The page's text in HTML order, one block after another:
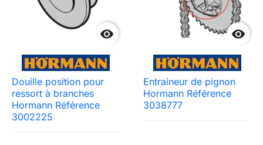

Douille position pour
ressort à branches
Hormann Référence
3002225

Entraineur de pignon
Hormann Référence
3038777